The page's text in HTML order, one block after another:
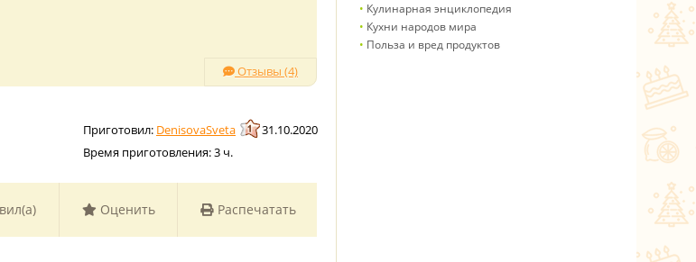
Отзывы (4)
DenisovaSveta
31.10.2020
Время приготовления:3 ч.
Оценить Распечатать
Кулинарная энциклопедия
Кухни народов мира
Польза и вред продуктов